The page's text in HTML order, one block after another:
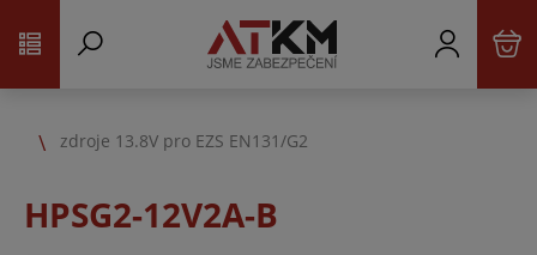
zdroje 13.8V pro EZS EN131/G2
HPSG2-12V2A-B